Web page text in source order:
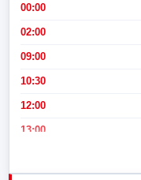
00:00
02:00
09:00
10:30
12:00
13:00